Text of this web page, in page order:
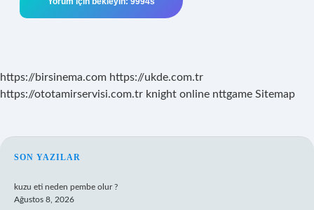
https://birsinema.com https://ukde.com.tr
https://ototamirservisi.com.tr knight online nttgame Sitemap
SIDEBAR
SON YAZILAR
kuzu eti neden pembe olur ?
Ağustos 8, 2026